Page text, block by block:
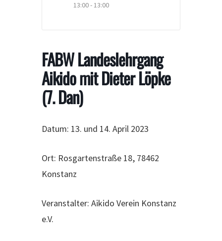
13:00 - 13:00
FABW Landeslehrgang
Aikido mit Dieter Löpke
(7. Dan)
Datum: 13. und 14. April 2023
Ort: Rosgartenstraße 18, 78462
Konstanz
Veranstalter: Aikido Verein Konstanz
e.V.